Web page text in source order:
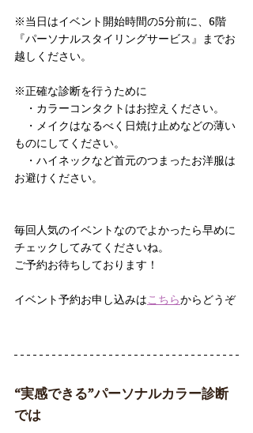
※当日はイベント開始時間の5分前に、6階
『パーソナルスタイリングサービス』までお
越しください。
※正確な診断を行うために
・カラーコンタクトはお控えください。
・メイクはなるべく日焼け止めなどの薄い
ものにしてください。
・ハイネックなど首元のつまったお洋服は
お避けください。
毎回人気のイベントなのでよかったら早めに
チェックしてみてくださいね。
ご予約お待ちしております！
イベント予約お申し込みはこちらからどうぞ
“実感できる”パーソナルカラー診断
では